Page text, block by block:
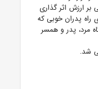
بر ارزش اثر گذاری
راه پدران خوبی که
مرد، پدر و همسر
شد.